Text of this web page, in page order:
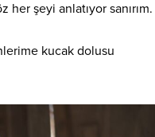
her şeyi anlatıyor sanırım.
kucak dolusu